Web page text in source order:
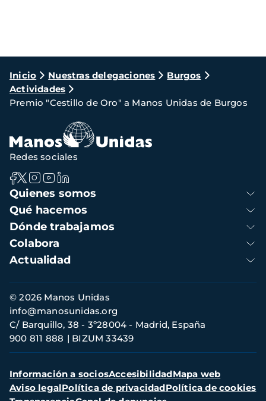
Ruta
de
navegación
Inicio Nuestras delegaciones
Burgos
Actividades
Premio "Cestillo de Oro" a Manos Unidas de Burgos
Navegación
principal
Quienes somos
Qué hacemos
Dónde trabajamos
Colabora
Actualidad
Redes sociales
Información
de
contacto
© 2026 Manos Unidas
C/ Barquillo, 38 - 3º28004 - Madrid, España
900 811 888
BIZUM 33439
info@manosunidas.org
Menú
secundario
Información a sociosAccesibilidadMapa web
Aviso legalPolítica de privacidadPolítica de cookies